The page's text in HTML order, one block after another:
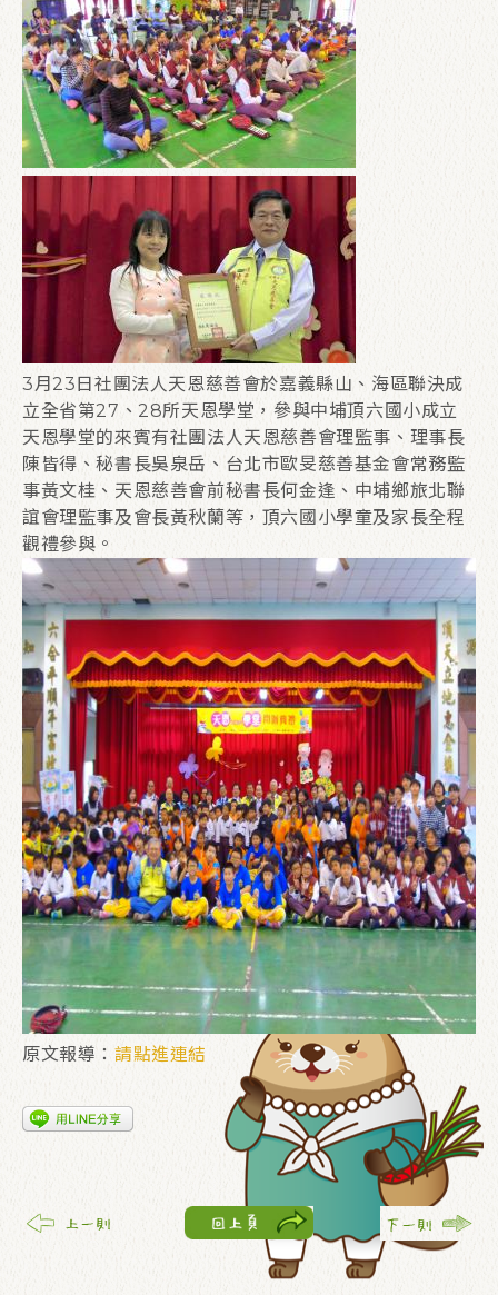
3月23日社團法人天恩慈善會於嘉義縣山、海區聯決成
立全省第27、28所天恩學堂，參與中埔頂六國小成立
天恩學堂的來賓有社團法人天恩慈善會理監事、理事長
陳皆得、秘書長吳泉岳、台北市歐旻慈善基金會常務監
事黃文桂、天恩慈善會前秘書長何金逢、中埔鄉旅北聯
誼會理監事及會長黃秋蘭等，頂六國小學童及家長全程
觀禮參與。
原文報導： 請點進連結